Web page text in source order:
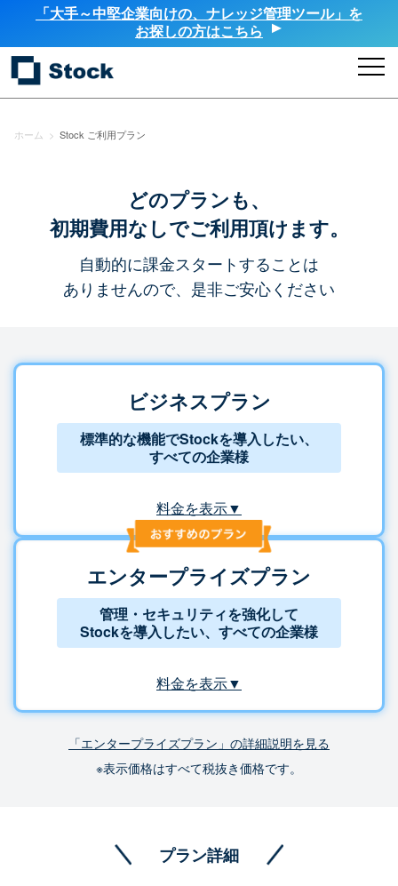
「大手～中堅企業向けの、ナレッジ管理ツール」を
お探しの方はこちら
ホーム > Stock ご利用プラン
どのプランも、
初期費用なしでご利用頂けます。
自動的に課金スタートすることは
ありませんので、是非ご安心ください
ビジネスプラン
標準的な機能でStockを導入したい、
すべての企業様
料金を表示▼
エンタープライズプラン
管理・セキュリティを強化して
Stockを導入したい、すべての企業様
料金を表示▼
「エンタープライズプラン」の詳細説明を見る
※表示価格はすべて税抜き価格です。
プラン詳細